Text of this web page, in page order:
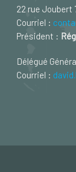
22 rue Joubert
Courriel :
Président :
Délégué
Courriel :